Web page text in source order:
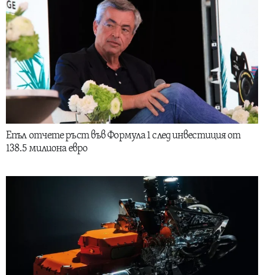
Епъл отчете ръст във Формула 1 след инвестиция от
138.5 милиона евро